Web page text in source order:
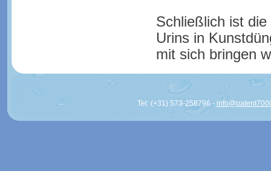
Schließlich ist
Urins in
mit sich bringen
Tel: (+31) 573-258796 -